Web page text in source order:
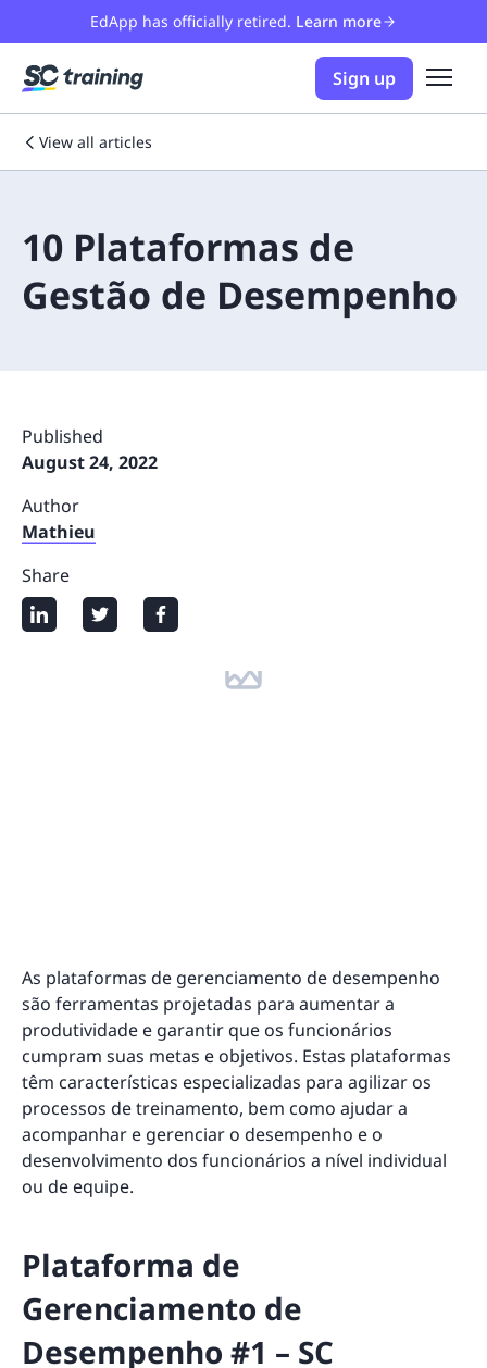
EdApp has officially retired. Learn more
Sign up
View all articles
10 Plataformas de
Gestão de Desempenho
Published
August 24, 2022
Author
Mathieu
Share
As plataformas de gerenciamento de desempenho
são ferramentas projetadas para aumentar a
produtividade e garantir que os funcionários
cumpram suas metas e objetivos. Estas plataformas
têm características especializadas para agilizar os
processos de treinamento, bem como ajudar a
acompanhar e gerenciar o desempenho e o
desenvolvimento dos funcionários a nível individual
ou de equipe.
Plataforma de
Gerenciamento de
Desempenho #1 – SC